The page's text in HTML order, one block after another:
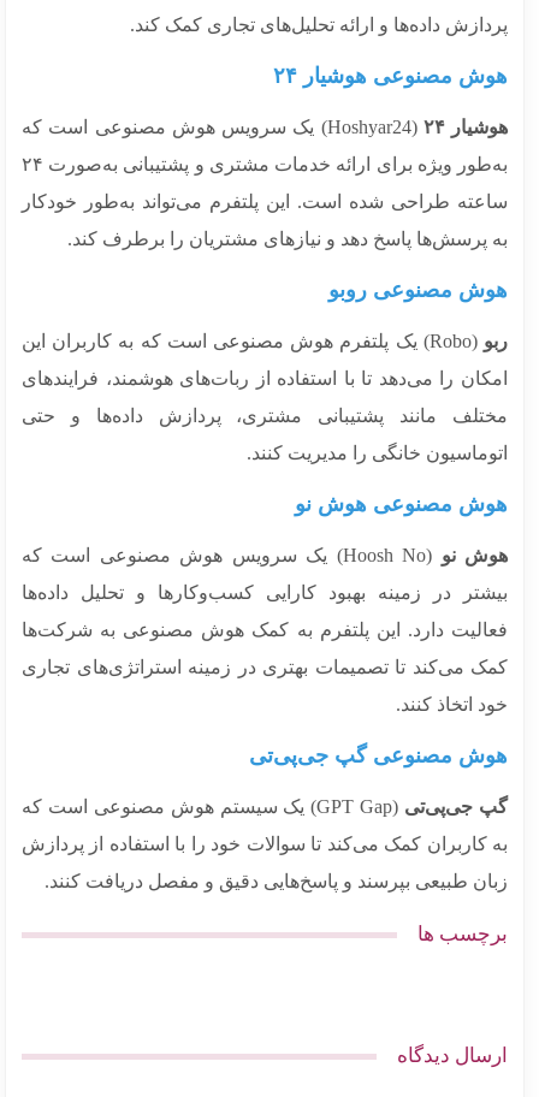
داده‌ها و ارائه تحلیل‌های تجاری کمک کند.
مصنوعی هوشیار ۲۴
۲۴
(Hoshyar24) یک سرویس هوش مصنوعی است که
به‌طور ویژه برای ارائه خدمات مشتری و پشتیبانی به‌صورت ۲۴
طراحی شده است. این پلتفرم می‌تواند به‌طور خودکار
پرسش‌ها پاسخ دهد و نیازهای مشتریان را برطرف کند.
مصنوعی روبو
(Robo) یک پلتفرم هوش مصنوعی است که به کاربران این
را می‌دهد تا با استفاده از ربات‌های هوشمند، فرایندهای
مانند پشتیبانی مشتری، پردازش داده‌ها و حتی
خانگی را مدیریت کنند.
مصنوعی هوش نو
نو
(Hoosh No) یک سرویس هوش مصنوعی است که
در زمینه بهبود کارایی کسب‌وکارها و تحلیل داده‌ها
دارد. این پلتفرم به کمک هوش مصنوعی به شرکت‌ها
می‌کند تا تصمیمات بهتری در زمینه استراتژی‌های تجاری
اتخاذ کنند.
مصنوعی گپ جی‌پی‌تی
جی‌پی‌تی
(GPT Gap) یک سیستم هوش مصنوعی است که
کاربران کمک می‌کند تا سوالات خود را با استفاده از پردازش
طبیعی بپرسند و پاسخ‌هایی دقیق و مفصل دریافت کنند.
ها
دیدگاه